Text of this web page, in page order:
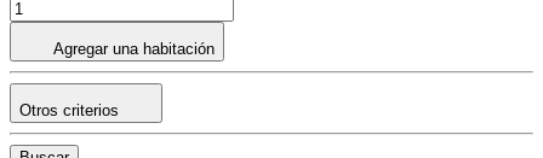
Agregar una habitación
Otros criterios